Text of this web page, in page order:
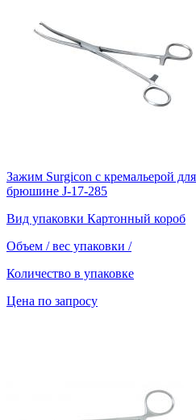
Зажим Surgicon с кремальерой
брюшине J-17-285
Вид упаковки Картонный короб
Объем / вес упаковки /
Количество в упаковке
Цена по запросу